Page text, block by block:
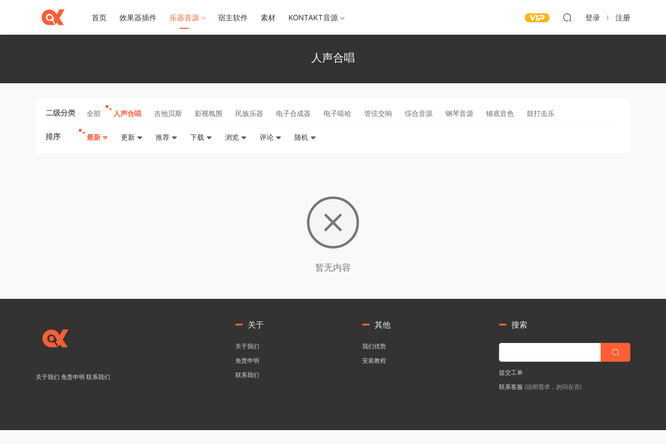
首页 效果器插件 乐器音源 宿主软件 素材 KONTAKT音源 登录 注册
人声合唱
二级分类 全部 人声合唱 吉他贝斯 影视氛围 民族乐器 电子合成器 电子嘻哈 管弦交响 综合音源 钢琴音源 铺底音色 鼓打击乐
排序 最新 更新 推荐 下载 浏览 评论 随机
暂无内容
关于我们 免责申明 联系我们
关于
关于我们
免责申明
联系我们
其他
我们优势
安装教程
搜索
提交工单
联系客服 (说明需求，勿问在否)